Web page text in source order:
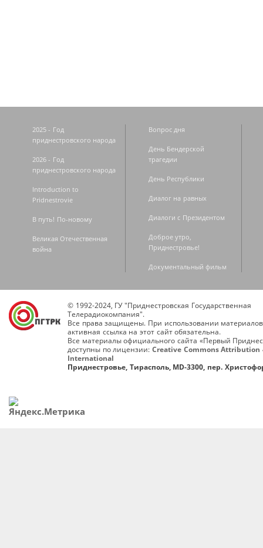
2025 - Год
приднестровского народа
2026 - Год
приднестровского народа
Introduction to
Pridnestrovie
В путь! По-новому
Великая Отечественная
война
Вопрос дня
День Бендерской
трагедии
День Республики
Диалог на равных
Диалоги с Президентом
Доброе утро,
Приднестровье!
Документальный фильм
© 1992-2024, ГУ "Приднестровская Государственная
Телерадиокомпания".
Все права защищены. При использовании
активная ссылка на этот сайт обязательна.
Все материалы официального сайта «Первый
доступны по лицензии: Creative Commons Attribution
International
Приднестровье, Тирасполь, MD-3300, пер.